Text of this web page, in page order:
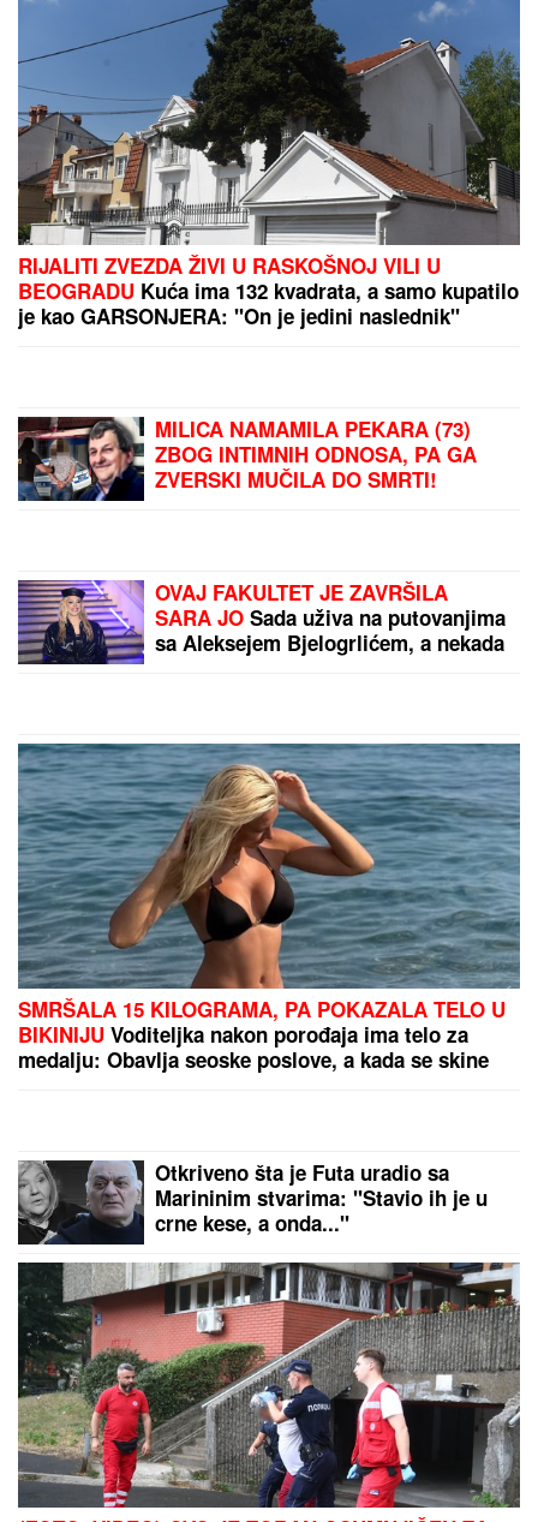
PREPORUKA ZA VAS
"DRAGANE, USKLADI AMBICIJE SA SVOJOM
NAJPOZNATIJA RUSKA KOMŠINICA
U SRBIJIDošla u Novi Sad sa
dečkom, preživela bolan RASKID i
stvorila novi život iz pepela
CECU NIKO NIJE PREPOZNAO NA
AERODROMULeti iz Malage za
Beograd: Kačket na glavi, atlet
majica i naočare (FOTO)